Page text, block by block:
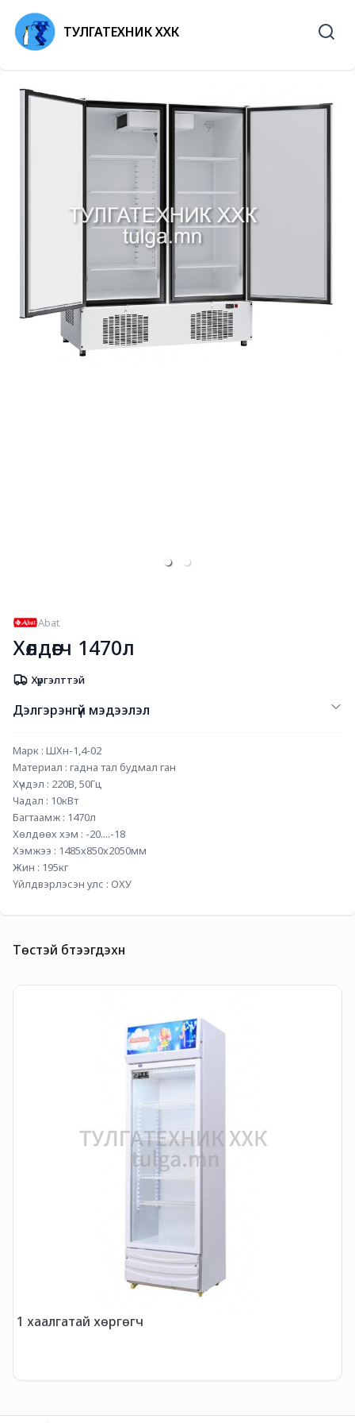
ТУЛГАТЕХНИК ХХК
Abat
Хөлдөөгч 1470л
Хүргэлттэй
Дэлгэрэнгүй мэдээлэл
Марк : ШХн-1,4-02
Материал : гадна тал будмал ган
Хүчдэл : 220В, 50Гц
Чадал : 10кВт
Багтаамж : 1470л
Хөлдөөх хэм : -20....-18
Хэмжээ : 1485х850х2050мм
Жин : 195кг
Үйлдвэрлэсэн улс : ОХУ
Төстэй бүтээгдэхүүн
1 хаалгатай хөргөгч